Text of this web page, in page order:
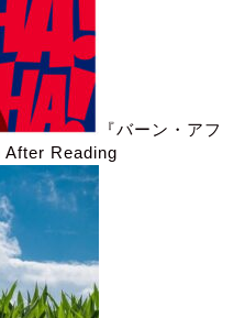
『バーン・アフ
Reading